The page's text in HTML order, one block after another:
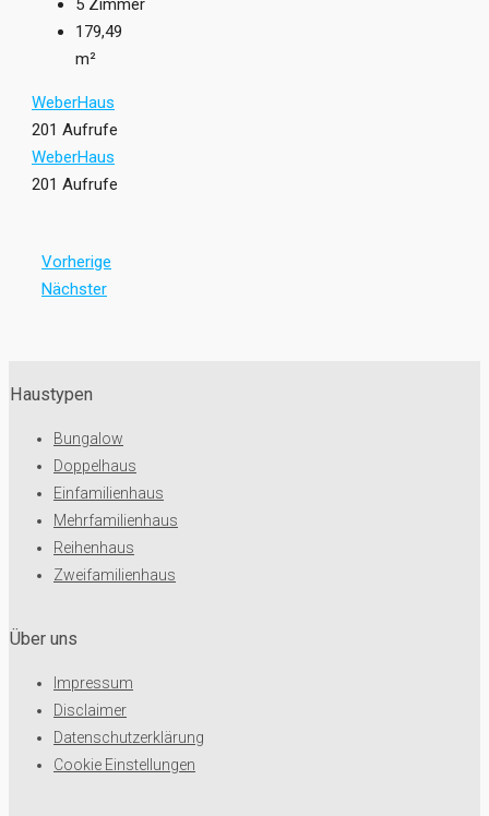
5 Zimmer
179,49
m²
WeberHaus
201 Aufrufe
WeberHaus
201 Aufrufe
Vorherige
Nächster
Haustypen
Bungalow
Doppelhaus
Einfamilienhaus
Mehrfamilienhaus
Reihenhaus
Zweifamilienhaus
Über uns
Impressum
Disclaimer
Datenschutzerklärung
Cookie Einstellungen